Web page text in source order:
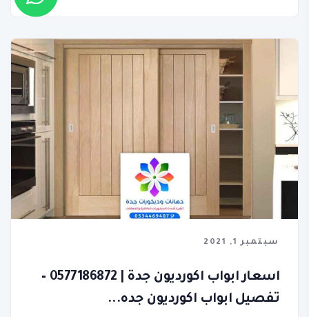
سبتمبر 1, 2021
اسعار ابواب اكورديون جدة | 0577186872 –
تفصيل ابواب اكورديون جده...